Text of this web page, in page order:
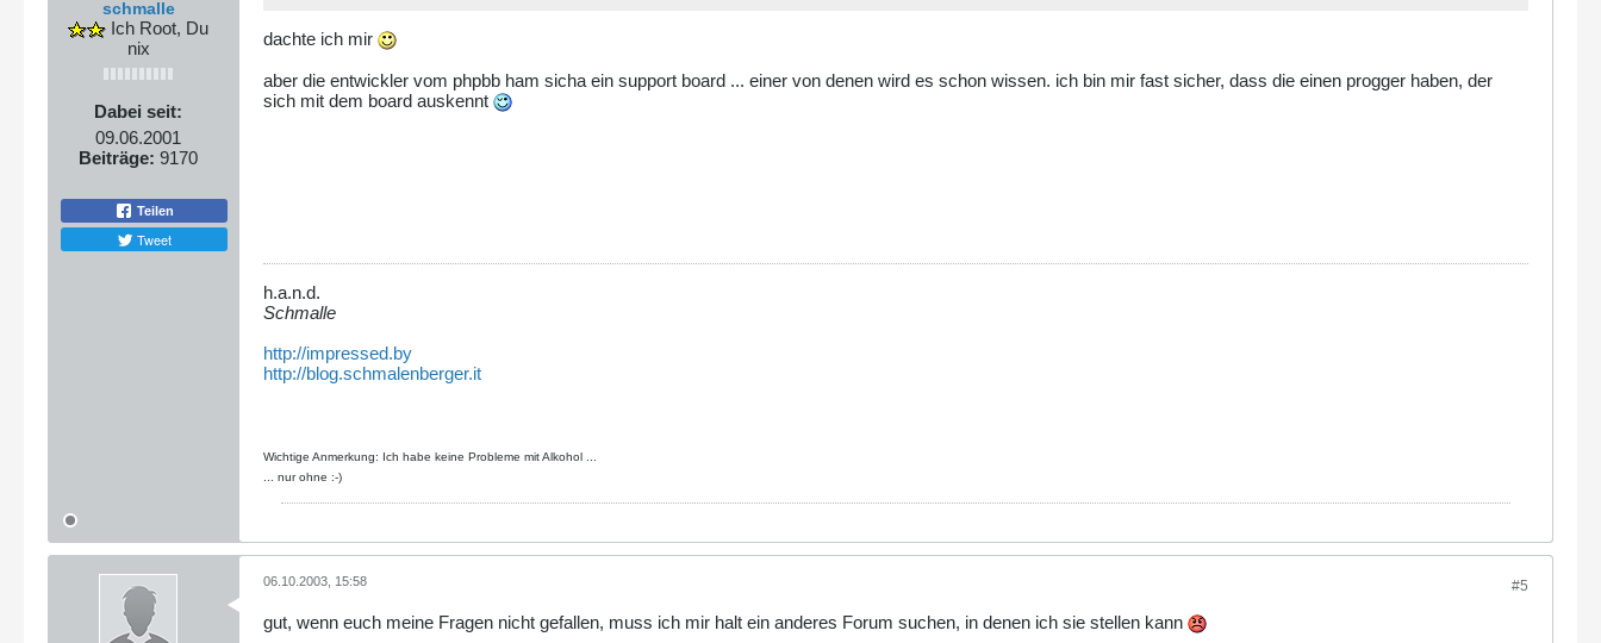
schmalle
Ich Root, Du
nix
Dabei seit:
09.06.2001
Beiträge: 9170
Teilen
Tweet
dachte ich mir
aber die entwickler vom phpbb ham sicha ein support board ... einer von denen wird es schon wissen. ich bin mir fast sicher, dass die einen progger haben, der
sich mit dem board auskennt
h.a.n.d.
Schmalle
http://impressed.by
http://blog.schmalenberger.it
Wichtige Anmerkung: Ich habe keine Probleme mit Alkohol ...
... nur ohne :-)
#5
06.10.2003, 15:58
gut, wenn euch meine Fragen nicht gefallen, muss ich mir halt ein anderes Forum suchen, in denen ich sie stellen kann